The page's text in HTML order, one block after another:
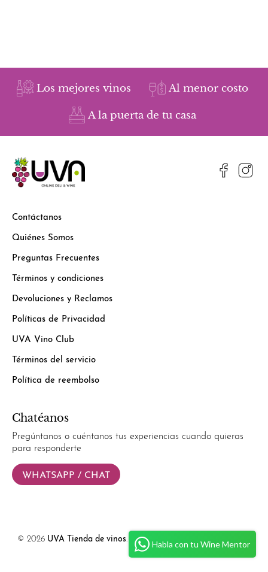
Los mejores vinos Al menor costo
A la puerta de tu casa
Contáctanos
Quiénes Somos
Preguntas Frecuentes
Términos y condiciones
Devoluciones y Reclamos
Políticas de Privacidad
UVA Vino Club
Términos del servicio
Política de reembolso
Chatéanos
Pregúntanos o cuéntanos tus experiencias cuando quieras
para responderte
WHATSAPP / CHAT
© 2026 UVA Tienda de vinos. Powered byHabla con tu Wine Mentor